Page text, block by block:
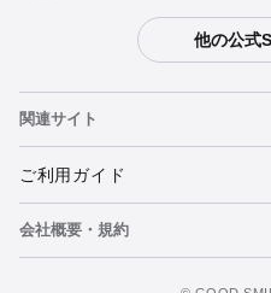
他の公式
関連サイト
ねんどろいど
ねんどろいどフェイスメーカー
ご利用ガイド
重要なお知らせ
会社概要・規約